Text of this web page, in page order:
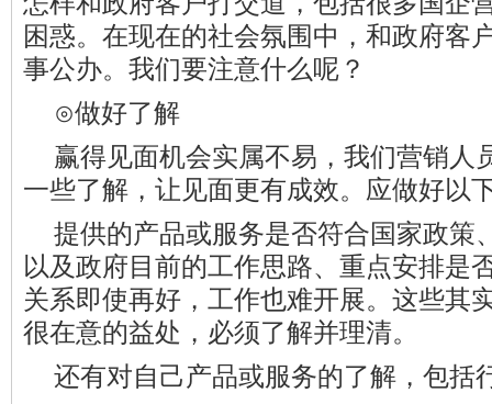
困惑。在现在的社会氛围中，和政府客
事公办。我们要注意什么呢？
⊙做好了解
赢得见面机会实属不易，我们营销人
一些了解，让见面更有成效。应做好以
提供的产品或服务是否符合国家政策
以及政府目前的工作思路、重点安排是
关系即使再好，工作也难开展。这些其
很在意的益处，必须了解并理清。
还有对自己产品或服务的了解，包括